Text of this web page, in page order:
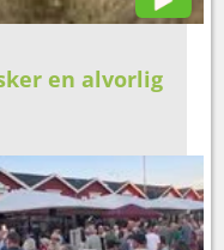
en alvorlig